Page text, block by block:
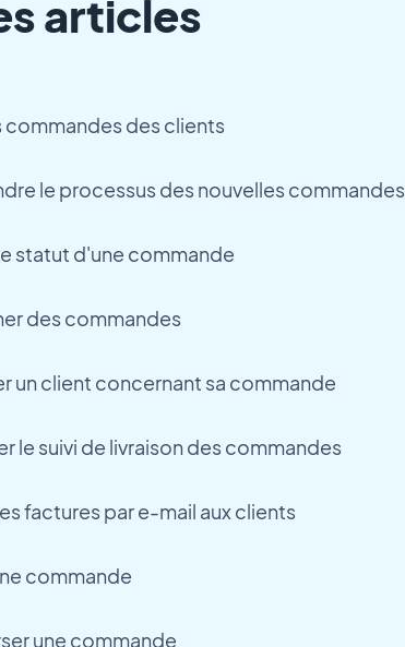
articles
commandes des clients
le processus des nouvelles commandes
statut d'une commande
des commandes
un client concernant sa commande
le suivi de livraison des commandes
factures par e-mail aux clients
commande
une commande